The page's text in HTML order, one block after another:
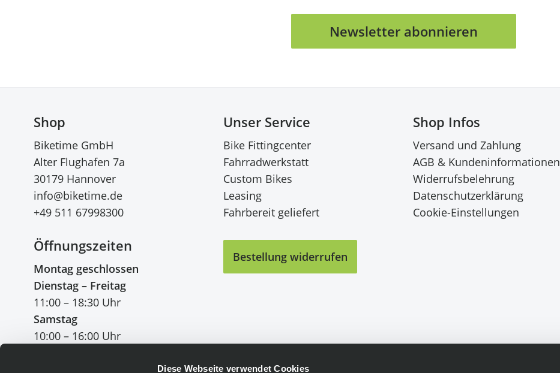
Diese Webseite verwendet Cookies
Newsletter abonnieren
Shop
Biketime GmbH
Alter Flughafen 7a
30179 Hannover
info@biketime.de
+49 511 67998300
Öffnungszeiten
Montag geschlossen
Dienstag – Freitag
11:00 – 18:30 Uhr
Samstag
10:00 – 16:00 Uhr
Unser Service
Bike Fittingcenter
Fahrradwerkstatt
Custom Bikes
Leasing
Fahrbereit geliefert
Shop Infos
Versand und Zahlung
AGB & Kundeninformationen
Widerrufsbelehrung
Datenschutzerklärung
Cookie-Einstellungen
Bestellung widerrufen